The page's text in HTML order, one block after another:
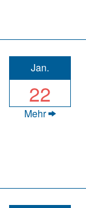
Jan.
22
Mehr